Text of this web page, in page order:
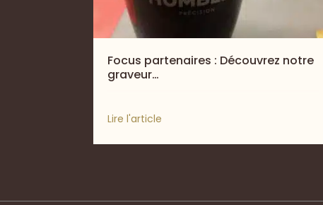
Focus partenaires : Découvrez notre
graveur…
Lire l'article